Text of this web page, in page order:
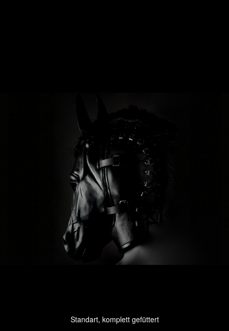
Standart, komplett gefüttert